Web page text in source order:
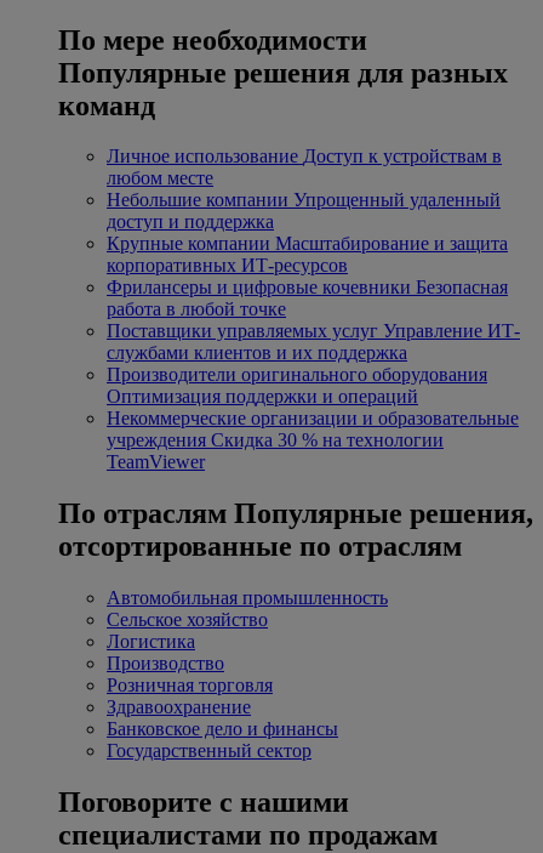
По мере необходимости
Популярные решения для разных
команд
Личное использование Доступ к устройствам в
любом месте
Небольшие компании Упрощенный удаленный
доступ и поддержка
Крупные компании Масштабирование и защита
корпоративных ИТ-ресурсов
Фрилансеры и цифровые кочевники Безопасная
работа в любой точке
Поставщики управляемых услуг Управление ИТ-
службами клиентов и их поддержка
Производители оригинального оборудования
Оптимизация поддержки и операций
Некоммерческие организации и образовательные
учреждения Скидка 30 % на технологии
TeamViewer
По отраслям Популярные решения,
отсортированные по отраслям
Автомобильная промышленность
Сельское хозяйство
Логистика
Производство
Розничная торговля
Здравоохранение
Банковское дело и финансы
Государственный сектор
Поговорите с нашими
специалистами по продажам